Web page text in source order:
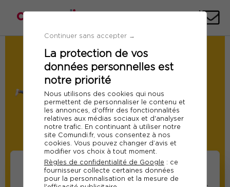
Continuer sans accepter →
La protection de vos
données personnelles est
notre priorité
Nous utilisons des cookies qui nous
permettent de personnaliser le contenu et
les annonces, d'offrir des fonctionnalités
relatives aux médias sociaux et d'analyser
notre trafic. En continuant à utiliser notre
site Comundi.fr, vous consentez à nos
cookies. Vous pouvez changer d’avis et
modifier vos choix à tout moment.
Règles de confidentialité de Google : ce
fournisseur collecte certaines données
pour la personnalisation et la mesure de
Demande de Devis
Formation : Les fondamentaux des
systèmes d'informations
Ref 12806
Du 17 au 19 juin 2026
A distance
Modifier